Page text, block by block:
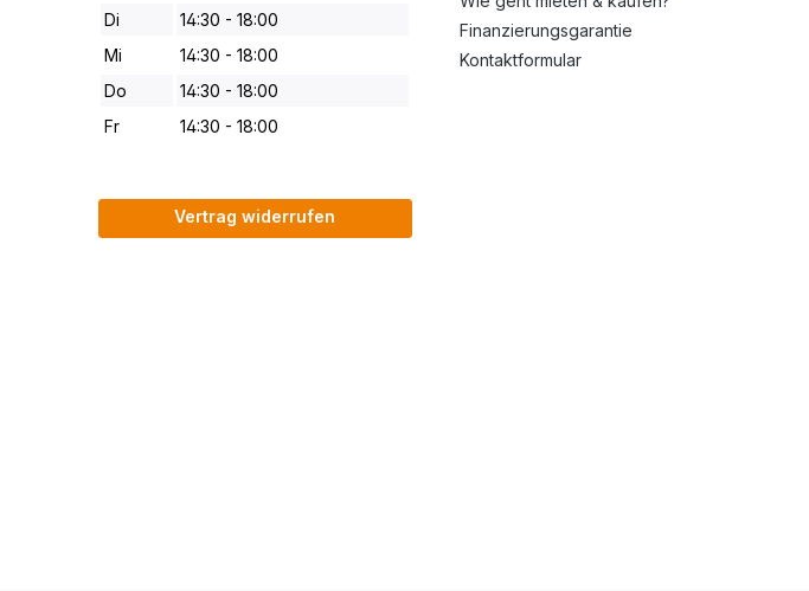
Di
14:30 - 18:00
Mi
14:30 - 18:00
Do
14:30 - 18:00
Fr
14:30 - 18:00
Vertrag widerrufen
Finanzierungsgarantie
Kontaktformular